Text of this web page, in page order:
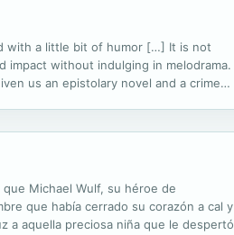
with a little bit of humor […] It is not
impact without indulging in melodrama.
us an epistolary novel and a crime
Michael Wulf, su héroe de
que había cerrado su corazón a cal y
a aquella preciosa niña que le despertó